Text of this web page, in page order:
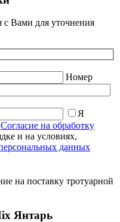
Вами для уточнения
Номер
Я
Согласие на обработку
и на условиях,
данных
на поставку тротуарной
Янтарь